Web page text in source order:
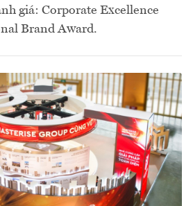
giá: Corporate Excellence
Brand Award.